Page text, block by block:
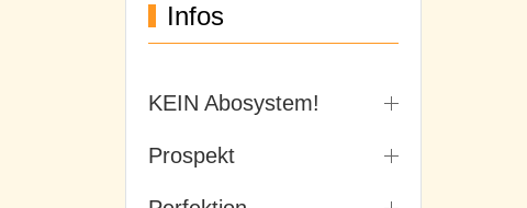
Infos
KEIN Abosystem!
Prospekt